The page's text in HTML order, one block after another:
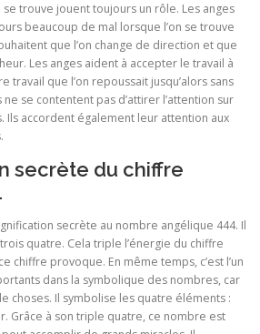
trouve jouent toujours un rôle. Les anges
beaucoup de mal lorsque l’on se trouve
que l’on change de direction et que
Les anges aident à accepter le travail à
travail que l’on repoussait jusqu’alors sans
se contentent pas d’attirer l’attention sur
Ils accordent également leur attention aux
secrète du chiffre
secrète au nombre angélique 444. Il
quatre. Cela triple l’énergie du chiffre
chiffre provoque. En même temps, c’est l’un
dans la symbolique des nombres, car
choses. Il symbolise les quatre éléments :
Grâce à son triple quatre, ce nombre est